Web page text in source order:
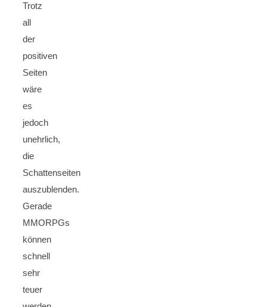
Trotz
all
der
positiven
Seiten
wäre
es
jedoch
unehrlich,
die
Schattenseiten
auszublenden.
Gerade
MMORPGs
können
schnell
sehr
teuer